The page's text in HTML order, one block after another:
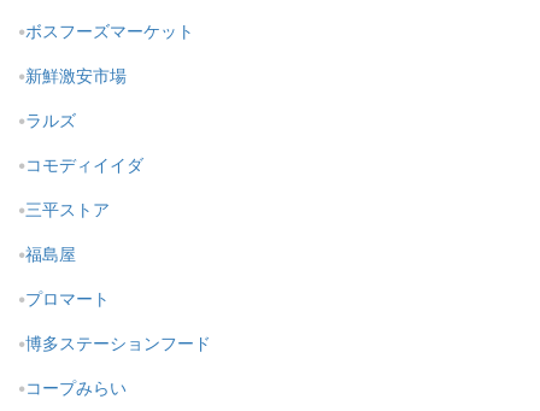
ボスフーズマーケット
新鮮激安市場
ラルズ
コモディイイダ
三平ストア
福島屋
プロマート
博多ステーションフード
コープみらい